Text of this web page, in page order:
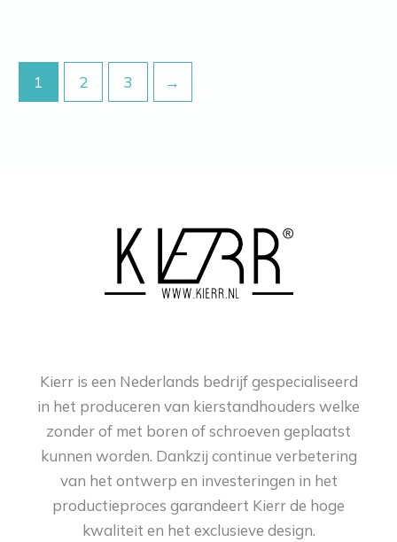
1 2 3 →
Kierr is een Nederlands bedrijf gespecialiseerd
in het produceren van kierstandhouders welke
zonder of met boren of schroeven geplaatst
kunnen worden. Dankzij continue verbetering
van het ontwerp en investeringen in het
productieproces garandeert Kierr de hoge
kwaliteit en het exclusieve design.